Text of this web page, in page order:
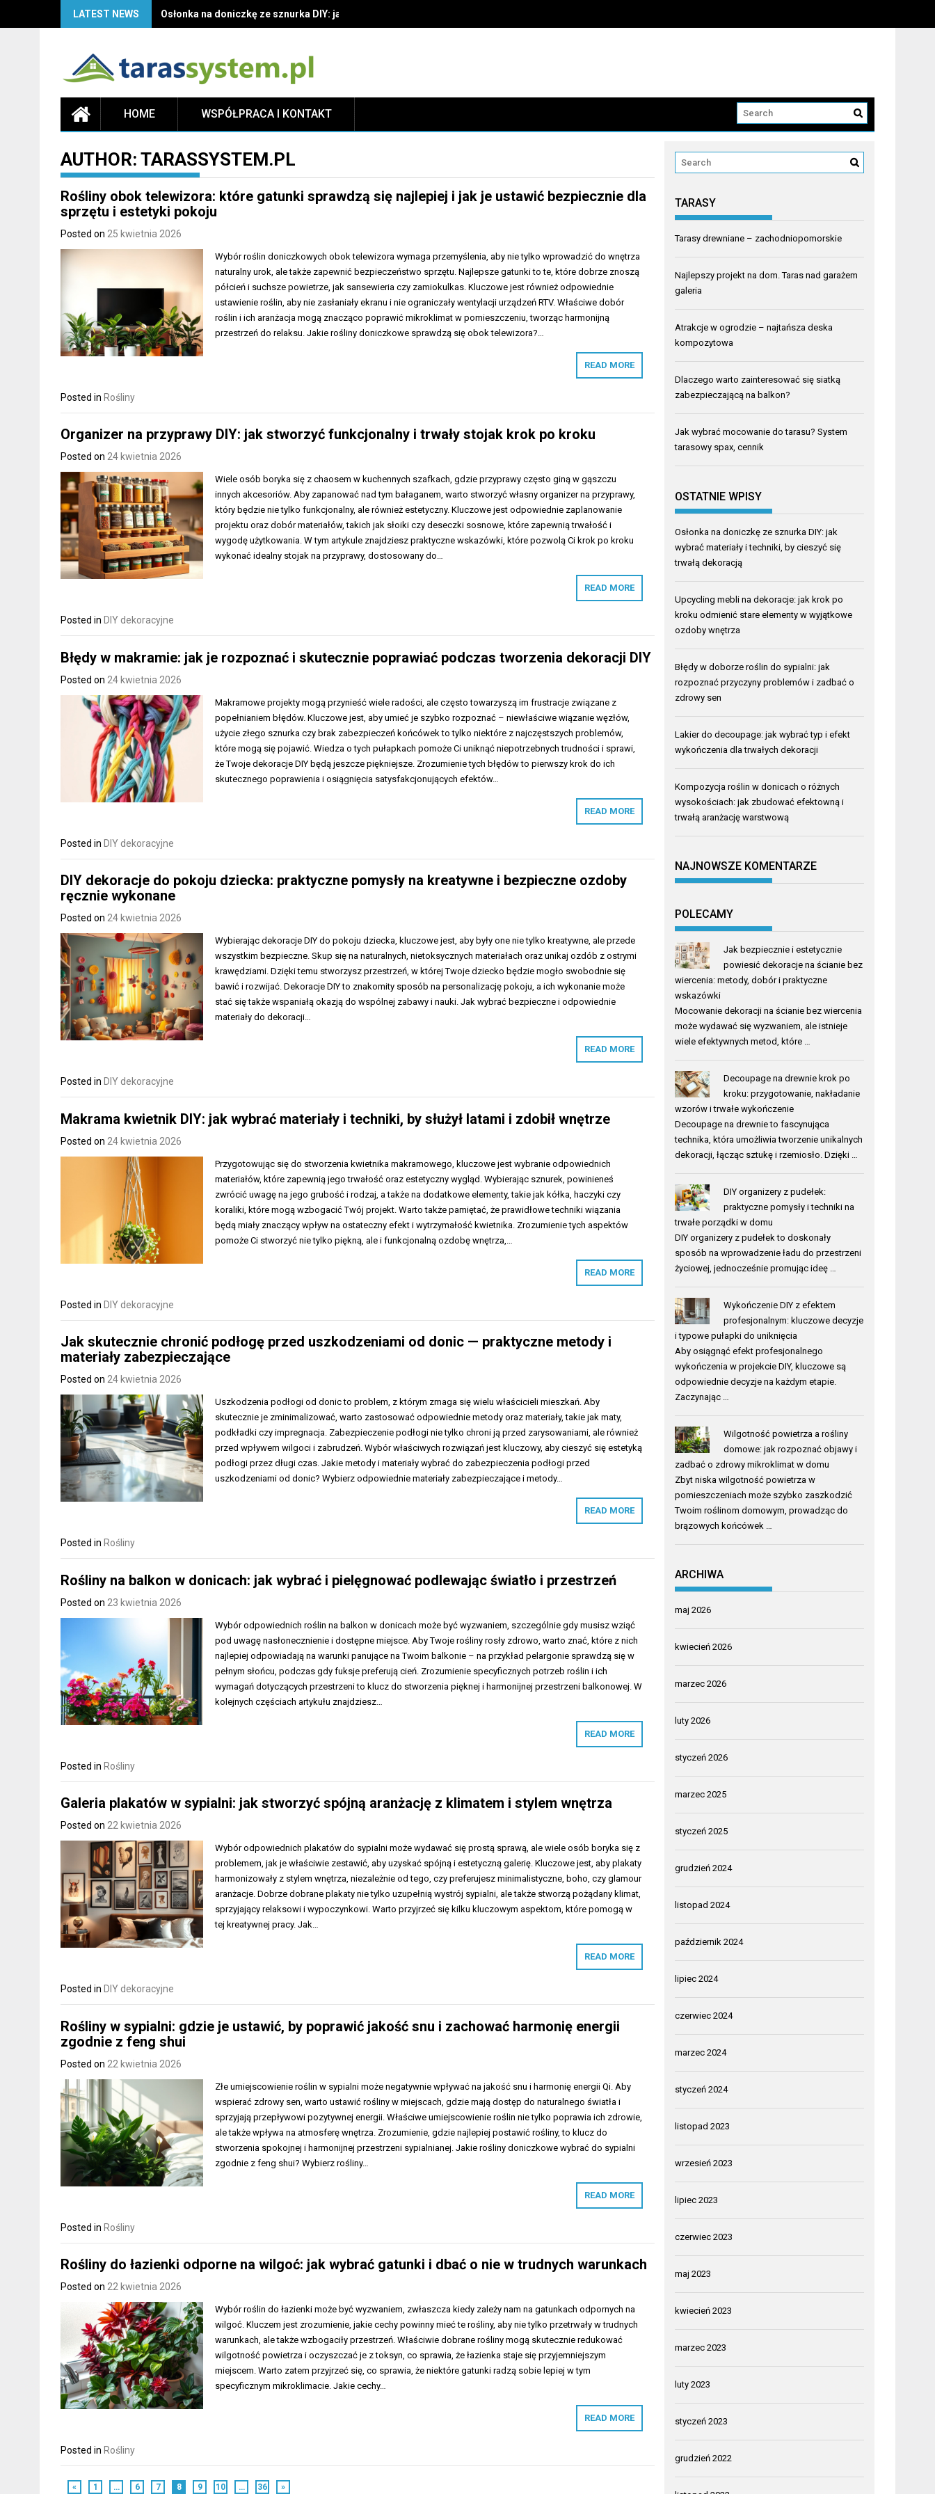
LATEST NEWS Osłonka na doniczkę ze sznurka DIY: jak wybrać materiały i techniki, by cieszyć się trwałą dekoracją
HOME WSPÓŁPRACA I KONTAKT
AUTHOR: TARASSYSTEM.PL
Rośliny obok telewizora: które gatunki sprawdzą się najlepiej i jak je ustawić bezpiecznie dla
sprzętu i estetyki pokoju
Posted on 25 kwietnia 2026
Wybór roślin doniczkowych obok telewizora wymaga przemyślenia, aby nie tylko wprowadzić do wnętrza
naturalny urok, ale także zapewnić bezpieczeństwo sprzętu. Najlepsze gatunki to te, które dobrze znoszą
półcień i suchsze powietrze, jak sansewieria czy zamiokulkas. Kluczowe jest również odpowiednie
ustawienie roślin, aby nie zasłaniały ekranu i nie ograniczały wentylacji urządzeń RTV. Właściwe dobór
roślin i ich aranżacja mogą znacząco poprawić mikroklimat w pomieszczeniu, tworząc harmonijną
przestrzeń do relaksu. Jakie rośliny doniczkowe sprawdzą się obok telewizora?…
READ MORE
Posted in Rośliny
Organizer na przyprawy DIY: jak stworzyć funkcjonalny i trwały stojak krok po kroku
Posted on 24 kwietnia 2026
Wiele osób boryka się z chaosem w kuchennych szafkach, gdzie przyprawy często giną w gąszczu
innych akcesoriów. Aby zapanować nad tym bałaganem, warto stworzyć własny organizer na przyprawy,
który będzie nie tylko funkcjonalny, ale również estetyczny. Kluczowe jest odpowiednie zaplanowanie
projektu oraz dobór materiałów, takich jak słoiki czy deseczki sosnowe, które zapewnią trwałość i
wygodę użytkowania. W tym artykule znajdziesz praktyczne wskazówki, które pozwolą Ci krok po kroku
wykonać idealny stojak na przyprawy, dostosowany do…
READ MORE
Posted in DIY dekoracyjne
Błędy w makramie: jak je rozpoznać i skutecznie poprawiać podczas tworzenia dekoracji DIY
Posted on 24 kwietnia 2026
Makramowe projekty mogą przynieść wiele radości, ale często towarzyszą im frustracje związane z
popełnianiem błędów. Kluczowe jest, aby umieć je szybko rozpoznać – niewłaściwe wiązanie węzłów,
użycie złego sznurka czy brak zabezpieczeń końcówek to tylko niektóre z najczęstszych problemów,
które mogą się pojawić. Wiedza o tych pułapkach pomoże Ci uniknąć niepotrzebnych trudności i sprawi,
że Twoje dekoracje DIY będą jeszcze piękniejsze. Zrozumienie tych błędów to pierwszy krok do ich
skutecznego poprawienia i osiągnięcia satysfakcjonujących efektów…
READ MORE
Posted in DIY dekoracyjne
DIY dekoracje do pokoju dziecka: praktyczne pomysły na kreatywne i bezpieczne ozdoby
ręcznie wykonane
Posted on 24 kwietnia 2026
Wybierając dekoracje DIY do pokoju dziecka, kluczowe jest, aby były one nie tylko kreatywne, ale przede
wszystkim bezpieczne. Skup się na naturalnych, nietoksycznych materiałach oraz unikaj ozdób z ostrymi
krawędziami. Dzięki temu stworzysz przestrzeń, w której Twoje dziecko będzie mogło swobodnie się
bawić i rozwijać. Dekoracje DIY to znakomity sposób na personalizację pokoju, a ich wykonanie może
stać się także wspaniałą okazją do wspólnej zabawy i nauki. Jak wybrać bezpieczne i odpowiednie
materiały do dekoracji…
READ MORE
Posted in DIY dekoracyjne
Makrama kwietnik DIY: jak wybrać materiały i techniki, by służył latami i zdobił wnętrze
Posted on 24 kwietnia 2026
Przygotowując się do stworzenia kwietnika makramowego, kluczowe jest wybranie odpowiednich
materiałów, które zapewnią jego trwałość oraz estetyczny wygląd. Wybierając sznurek, powinieneś
zwrócić uwagę na jego grubość i rodzaj, a także na dodatkowe elementy, takie jak kółka, haczyki czy
koraliki, które mogą wzbogacić Twój projekt. Warto także pamiętać, że prawidłowe techniki wiązania
będą miały znaczący wpływ na ostateczny efekt i wytrzymałość kwietnika. Zrozumienie tych aspektów
pomoże Ci stworzyć nie tylko piękną, ale i funkcjonalną ozdobę wnętrza,…
READ MORE
Posted in DIY dekoracyjne
Jak skutecznie chronić podłogę przed uszkodzeniami od donic — praktyczne metody i
materiały zabezpieczające
Posted on 24 kwietnia 2026
Uszkodzenia podłogi od donic to problem, z którym zmaga się wielu właścicieli mieszkań. Aby
skutecznie je zminimalizować, warto zastosować odpowiednie metody oraz materiały, takie jak maty,
podkładki czy impregnacja. Zabezpieczenie podłogi nie tylko chroni ją przed zarysowaniami, ale również
przed wpływem wilgoci i zabrudzeń. Wybór właściwych rozwiązań jest kluczowy, aby cieszyć się estetyką
podłogi przez długi czas. Jakie metody i materiały wybrać do zabezpieczenia podłogi przed
uszkodzeniami od donic? Wybierz odpowiednie materiały zabezpieczające i metody…
READ MORE
Posted in Rośliny
Rośliny na balkon w donicach: jak wybrać i pielęgnować podlewając światło i przestrzeń
Posted on 23 kwietnia 2026
Wybór odpowiednich roślin na balkon w donicach może być wyzwaniem, szczególnie gdy musisz wziąć
pod uwagę nasłonecznienie i dostępne miejsce. Aby Twoje rośliny rosły zdrowo, warto znać, które z nich
najlepiej odpowiadają na warunki panujące na Twoim balkonie – na przykład pelargonie sprawdzą się w
pełnym słońcu, podczas gdy fuksje preferują cień. Zrozumienie specyficznych potrzeb roślin i ich
wymagań dotyczących przestrzeni to klucz do stworzenia pięknej i harmonijnej przestrzeni balkonowej. W
kolejnych częściach artykułu znajdziesz…
READ MORE
Posted in Rośliny
Galeria plakatów w sypialni: jak stworzyć spójną aranżację z klimatem i stylem wnętrza
Posted on 22 kwietnia 2026
Wybór odpowiednich plakatów do sypialni może wydawać się prostą sprawą, ale wiele osób boryka się z
problemem, jak je właściwie zestawić, aby uzyskać spójną i estetyczną galerię. Kluczowe jest, aby plakaty
harmonizowały z stylem wnętrza, niezależnie od tego, czy preferujesz minimalistyczne, boho, czy glamour
aranżacje. Dobrze dobrane plakaty nie tylko uzupełnią wystrój sypialni, ale także stworzą pożądany klimat,
sprzyjający relaksowi i wypoczynkowi. Warto przyjrzeć się kilku kluczowym aspektom, które pomogą w
tej kreatywnej pracy. Jak…
READ MORE
Posted in DIY dekoracyjne
Rośliny w sypialni: gdzie je ustawić, by poprawić jakość snu i zachować harmonię energii
zgodnie z feng shui
Posted on 22 kwietnia 2026
Złe umiejscowienie roślin w sypialni może negatywnie wpływać na jakość snu i harmonię energii Qi. Aby
wspierać zdrowy sen, warto ustawić rośliny w miejscach, gdzie mają dostęp do naturalnego światła i
sprzyjają przepływowi pozytywnej energii. Właściwe umiejscowienie roślin nie tylko poprawia ich zdrowie,
ale także wpływa na atmosferę wnętrza. Zrozumienie, gdzie najlepiej postawić rośliny, to klucz do
stworzenia spokojnej i harmonijnej przestrzeni sypialnianej. Jakie rośliny doniczkowe wybrać do sypialni
zgodnie z feng shui? Wybierz rośliny…
READ MORE
Posted in Rośliny
Rośliny do łazienki odporne na wilgoć: jak wybrać gatunki i dbać o nie w trudnych warunkach
Posted on 22 kwietnia 2026
Wybór roślin do łazienki może być wyzwaniem, zwłaszcza kiedy zależy nam na gatunkach odpornych na
wilgoć. Kluczem jest zrozumienie, jakie cechy powinny mieć te rośliny, aby nie tylko przetrwały w trudnych
warunkach, ale także wzbogaciły przestrzeń. Właściwie dobrane rośliny mogą skutecznie redukować
wilgotność powietrza i oczyszczać je z toksyn, co sprawia, że łazienka staje się przyjemniejszym
miejscem. Warto zatem przyjrzeć się, co sprawia, że niektóre gatunki radzą sobie lepiej w tym
specyficznym mikroklimacie. Jakie cechy…
READ MORE
Posted in Rośliny
« 1 … 6 7 8 9 10 … 36 »
TARASY
Tarasy drewniane – zachodniopomorskie
Najlepszy projekt na dom. Taras nad garażem
galeria
Atrakcje w ogrodzie – najtańsza deska
kompozytowa
Dlaczego warto zainteresować się siatką
zabezpieczającą na balkon?
Jak wybrać mocowanie do tarasu? System
tarasowy spax, cennik
OSTATNIE WPISY
Osłonka na doniczkę ze sznurka DIY: jak
wybrać materiały i techniki, by cieszyć się
trwałą dekoracją
Upcycling mebli na dekoracje: jak krok po
kroku odmienić stare elementy w wyjątkowe
ozdoby wnętrza
Błędy w doborze roślin do sypialni: jak
rozpoznać przyczyny problemów i zadbać o
zdrowy sen
Lakier do decoupage: jak wybrać typ i efekt
wykończenia dla trwałych dekoracji
Kompozycja roślin w donicach o różnych
wysokościach: jak zbudować efektowną i
trwałą aranżację warstwową
NAJNOWSZE KOMENTARZE
POLECAMY
Jak bezpiecznie i estetycznie
powiesić dekoracje na ścianie bez
wiercenia: metody, dobór i praktyczne
wskazówki
Mocowanie dekoracji na ścianie bez wiercenia
może wydawać się wyzwaniem, ale istnieje
wiele efektywnych metod, które …
Decoupage na drewnie krok po
kroku: przygotowanie, nakładanie
wzorów i trwałe wykończenie
Decoupage na drewnie to fascynująca
technika, która umożliwia tworzenie unikalnych
dekoracji, łącząc sztukę i rzemiosło. Dzięki …
DIY organizery z pudełek:
praktyczne pomysły i techniki na
trwałe porządki w domu
DIY organizery z pudełek to doskonały
sposób na wprowadzenie ładu do przestrzeni
życiowej, jednocześnie promując ideę …
Wykończenie DIY z efektem
profesjonalnym: kluczowe decyzje
i typowe pułapki do uniknięcia
Aby osiągnąć efekt profesjonalnego
wykończenia w projekcie DIY, kluczowe są
odpowiednie decyzje na każdym etapie.
Zaczynając …
Wilgotność powietrza a rośliny
domowe: jak rozpoznać objawy i
zadbać o zdrowy mikroklimat w domu
Zbyt niska wilgotność powietrza w
pomieszczeniach może szybko zaszkodzić
Twoim roślinom domowym, prowadząc do
brązowych końcówek …
ARCHIWA
maj 2026
kwiecień 2026
marzec 2026
luty 2026
styczeń 2026
marzec 2025
styczeń 2025
grudzień 2024
listopad 2024
październik 2024
lipiec 2024
czerwiec 2024
marzec 2024
styczeń 2024
listopad 2023
wrzesień 2023
lipiec 2023
czerwiec 2023
maj 2023
kwiecień 2023
marzec 2023
luty 2023
styczeń 2023
grudzień 2022